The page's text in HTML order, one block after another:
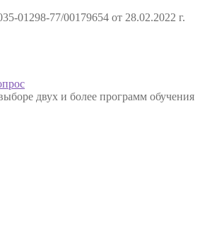
01298-77/00179654 от 28.02.2022 г.
двух и более программ обучения